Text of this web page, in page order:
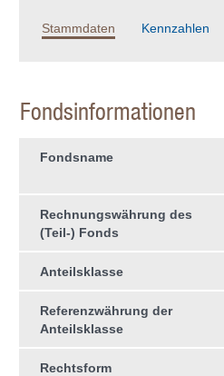
Stammdaten Kennzahlen
Fondsinformationen
Fondsname
Rechnungswährung des
(Teil-) Fonds
Anteilsklasse
Referenzwährung der
Anteilsklasse
Rechtsform